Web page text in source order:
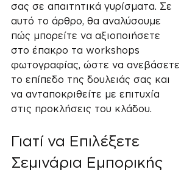
σας σε απαιτητικά γυρίσματα. Σε
αυτό το άρθρο, θα αναλύσουμε
πώς μπορείτε να αξιοποιήσετε
στο έπακρο τα workshops
φωτογραφίας, ώστε να ανεβάσετε
το επίπεδο της δουλειάς σας και
να ανταποκριθείτε με επιτυχία
στις προκλήσεις του κλάδου.
Γιατί να Επιλέξετε
Σεμινάρια Εμπορικής